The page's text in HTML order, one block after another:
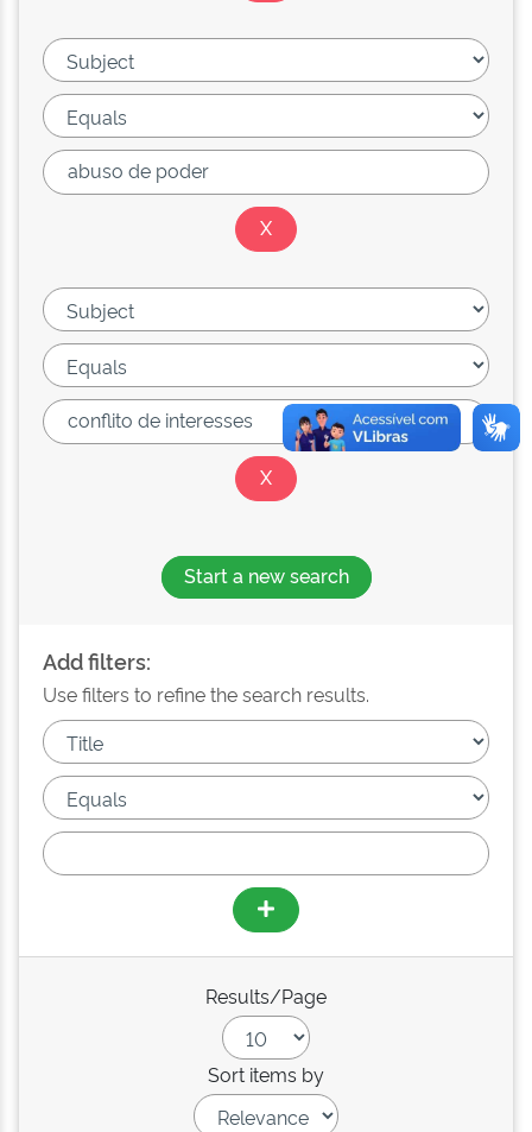
Start a new search
Add filters:
Use filters to refine the search results.
Results/Page
Sort items by